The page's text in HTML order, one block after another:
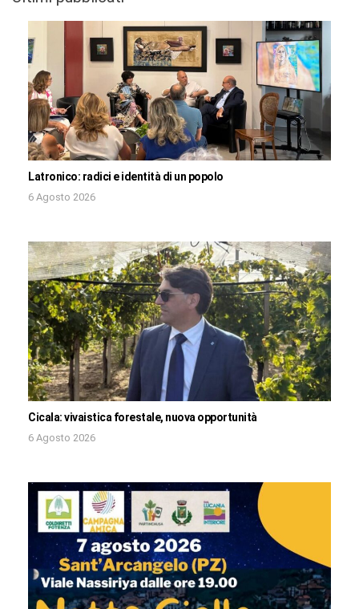
Latronico: radici e identità di un popolo
6 Agosto 2026
Cicala: vivaistica forestale, nuova opportunità
6 Agosto 2026